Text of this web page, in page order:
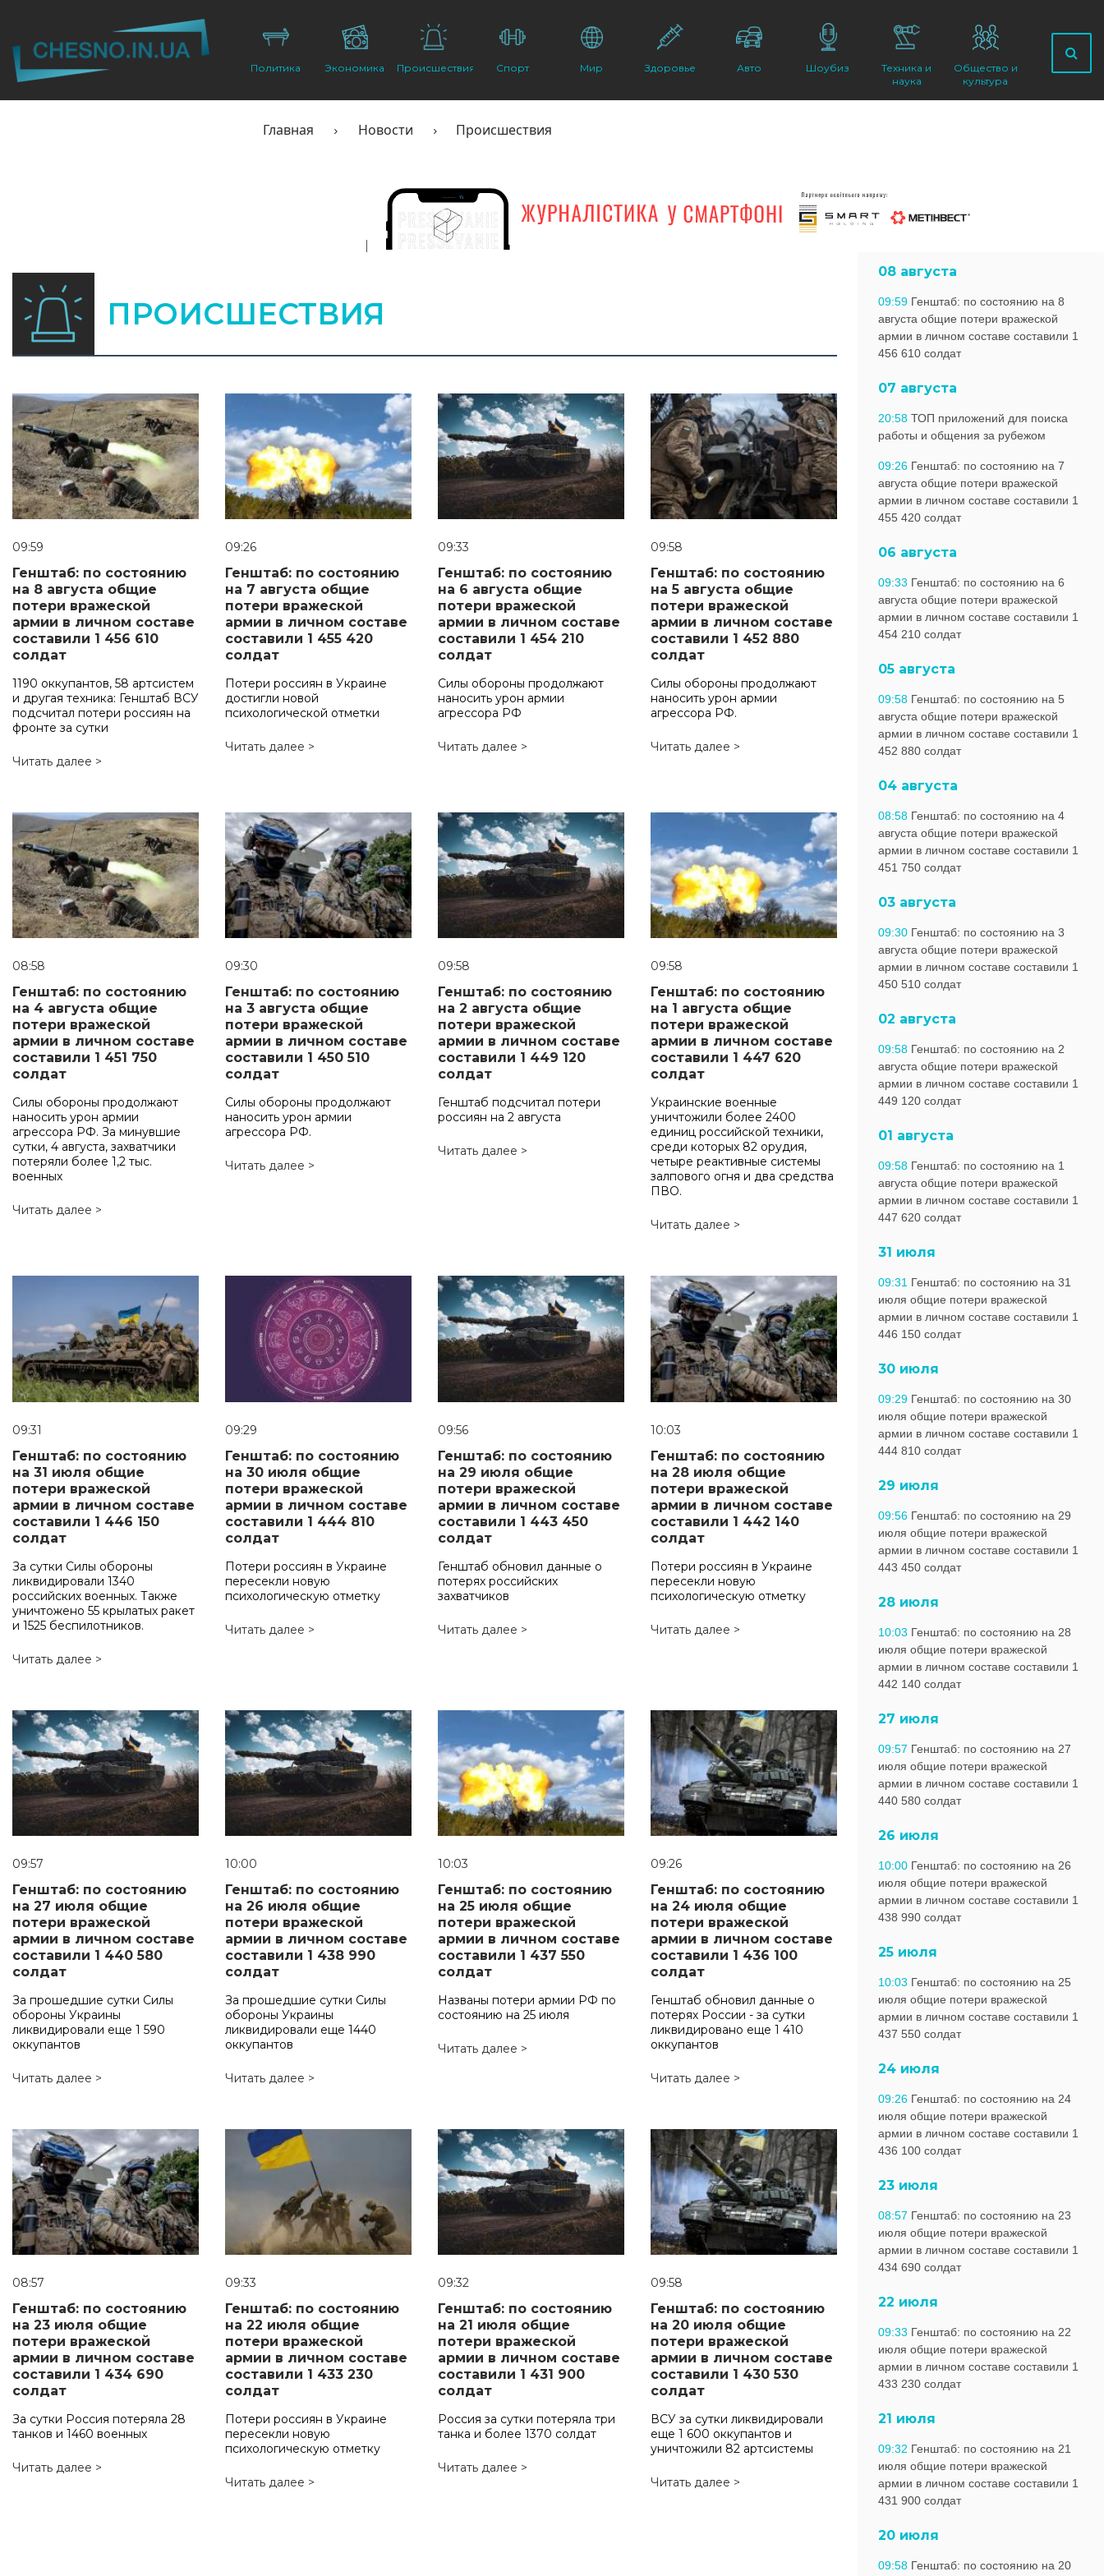
Политика Экономика Происшествия Спорт Мир Здоровье Авто Шоубиз
Техника и
наука
Общество и
культура
Главная Новости Происшествия
08 августа
09:59 Генштаб: по состоянию на 8
августа общие потери вражеской
армии в личном составе составили 1
456 610 солдат
07 августа
20:58 ТОП приложений для поиска
работы и общения за рубежом
09:26 Генштаб: по состоянию на 7
августа общие потери вражеской
армии в личном составе составили 1
455 420 солдат
06 августа
09:33 Генштаб: по состоянию на 6
августа общие потери вражеской
армии в личном составе составили 1
454 210 солдат
05 августа
09:58 Генштаб: по состоянию на 5
августа общие потери вражеской
армии в личном составе составили 1
452 880 солдат
04 августа
08:58 Генштаб: по состоянию на 4
августа общие потери вражеской
армии в личном составе составили 1
451 750 солдат
03 августа
09:30 Генштаб: по состоянию на 3
августа общие потери вражеской
армии в личном составе составили 1
450 510 солдат
02 августа
09:58 Генштаб: по состоянию на 2
августа общие потери вражеской
армии в личном составе составили 1
449 120 солдат
01 августа
09:58 Генштаб: по состоянию на 1
августа общие потери вражеской
армии в личном составе составили 1
447 620 солдат
31 июля
09:31 Генштаб: по состоянию на 31
июля общие потери вражеской
армии в личном составе составили 1
446 150 солдат
30 июля
09:29 Генштаб: по состоянию на 30
июля общие потери вражеской
армии в личном составе составили 1
444 810 солдат
29 июля
09:56 Генштаб: по состоянию на 29
июля общие потери вражеской
армии в личном составе составили 1
443 450 солдат
28 июля
10:03 Генштаб: по состоянию на 28
июля общие потери вражеской
армии в личном составе составили 1
442 140 солдат
27 июля
09:57 Генштаб: по состоянию на 27
июля общие потери вражеской
армии в личном составе составили 1
440 580 солдат
26 июля
10:00 Генштаб: по состоянию на 26
июля общие потери вражеской
армии в личном составе составили 1
438 990 солдат
25 июля
10:03 Генштаб: по состоянию на 25
июля общие потери вражеской
армии в личном составе составили 1
437 550 солдат
24 июля
09:26 Генштаб: по состоянию на 24
июля общие потери вражеской
армии в личном составе составили 1
436 100 солдат
23 июля
08:57 Генштаб: по состоянию на 23
июля общие потери вражеской
армии в личном составе составили 1
434 690 солдат
22 июля
09:33 Генштаб: по состоянию на 22
июля общие потери вражеской
армии в личном составе составили 1
433 230 солдат
21 июля
09:32 Генштаб: по состоянию на 21
июля общие потери вражеской
армии в личном составе составили 1
431 900 солдат
20 июля
09:58 Генштаб: по состоянию на 20
ПРОИСШЕСТВИЯ
09:59
Генштаб: по состоянию
на 8 августа общие
потери вражеской
армии в личном составе
составили 1 456 610
солдат
1190 оккупантов, 58 артсистем
и другая техника: Генштаб ВСУ
подсчитал потери россиян на
фронте за сутки
Читать далее >
09:26
Генштаб: по состоянию
на 7 августа общие
потери вражеской
армии в личном составе
составили 1 455 420
солдат
Потери россиян в Украине
достигли новой
психологической отметки
Читать далее >
09:33
Генштаб: по состоянию
на 6 августа общие
потери вражеской
армии в личном составе
составили 1 454 210
солдат
Силы обороны продолжают
наносить урон армии
агрессора РФ
Читать далее >
09:58
Генштаб: по состоянию
на 5 августа общие
потери вражеской
армии в личном составе
составили 1 452 880
солдат
Силы обороны продолжают
наносить урон армии
агрессора РФ.
Читать далее >
08:58
Генштаб: по состоянию
на 4 августа общие
потери вражеской
армии в личном составе
составили 1 451 750
солдат
Силы обороны продолжают
наносить урон армии
агрессора РФ. За минувшие
сутки, 4 августа, захватчики
потеряли более 1,2 тыс.
военных
Читать далее >
09:30
Генштаб: по состоянию
на 3 августа общие
потери вражеской
армии в личном составе
составили 1 450 510
солдат
Силы обороны продолжают
наносить урон армии
агрессора РФ.
Читать далее >
09:58
Генштаб: по состоянию
на 2 августа общие
потери вражеской
армии в личном составе
составили 1 449 120
солдат
Генштаб подсчитал потери
россиян на 2 августа
Читать далее >
09:58
Генштаб: по состоянию
на 1 августа общие
потери вражеской
армии в личном составе
составили 1 447 620
солдат
Украинские военные
уничтожили более 2400
единиц российской техники,
среди которых 82 орудия,
четыре реактивные системы
залпового огня и два средства
ПВО.
Читать далее >
09:31
Генштаб: по состоянию
на 31 июля общие
потери вражеской
армии в личном составе
составили 1 446 150
солдат
За сутки Силы обороны
ликвидировали 1340
российских военных. Также
уничтожено 55 крылатых ракет
и 1525 беспилотников.
Читать далее >
09:29
Генштаб: по состоянию
на 30 июля общие
потери вражеской
армии в личном составе
составили 1 444 810
солдат
Потери россиян в Украине
пересекли новую
психологическую отметку
Читать далее >
09:56
Генштаб: по состоянию
на 29 июля общие
потери вражеской
армии в личном составе
составили 1 443 450
солдат
Генштаб обновил данные о
потерях российских
захватчиков
Читать далее >
10:03
Генштаб: по состоянию
на 28 июля общие
потери вражеской
армии в личном составе
составили 1 442 140
солдат
Потери россиян в Украине
пересекли новую
психологическую отметку
Читать далее >
09:57
Генштаб: по состоянию
на 27 июля общие
потери вражеской
армии в личном составе
составили 1 440 580
солдат
За прошедшие сутки Силы
обороны Украины
ликвидировали еще 1 590
оккупантов
Читать далее >
10:00
Генштаб: по состоянию
на 26 июля общие
потери вражеской
армии в личном составе
составили 1 438 990
солдат
За прошедшие сутки Силы
обороны Украины
ликвидировали еще 1440
оккупантов
Читать далее >
10:03
Генштаб: по состоянию
на 25 июля общие
потери вражеской
армии в личном составе
составили 1 437 550
солдат
Названы потери армии РФ по
состоянию на 25 июля
Читать далее >
09:26
Генштаб: по состоянию
на 24 июля общие
потери вражеской
армии в личном составе
составили 1 436 100
солдат
Генштаб обновил данные о
потерях России - за сутки
ликвидировано еще 1 410
оккупантов
Читать далее >
08:57
Генштаб: по состоянию
на 23 июля общие
потери вражеской
армии в личном составе
составили 1 434 690
солдат
За сутки Россия потеряла 28
танков и 1460 военных
Читать далее >
09:33
Генштаб: по состоянию
на 22 июля общие
потери вражеской
армии в личном составе
составили 1 433 230
солдат
Потери россиян в Украине
пересекли новую
психологическую отметку
Читать далее >
09:32
Генштаб: по состоянию
на 21 июля общие
потери вражеской
армии в личном составе
составили 1 431 900
солдат
Россия за сутки потеряла три
танка и более 1370 солдат
Читать далее >
09:58
Генштаб: по состоянию
на 20 июля общие
потери вражеской
армии в личном составе
составили 1 430 530
солдат
ВСУ за сутки ликвидировали
еще 1 600 оккупантов и
уничтожили 82 артсистемы
Читать далее >